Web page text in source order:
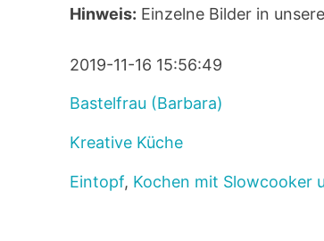
Hinweis: Einzelne Bilder in
2019-11-16 15:56:49
Bastelfrau (Barbara)
Kreative Küche
Eintopf, Kochen mit Slowcooker